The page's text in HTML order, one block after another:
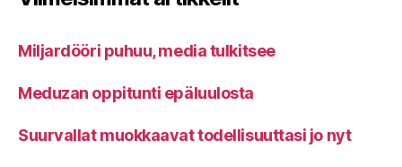
Miljardööri puhuu, media tulkitsee
Meduzan oppitunti epäluulosta
Suurvallat muokkaavat todellisuuttasi jo nyt